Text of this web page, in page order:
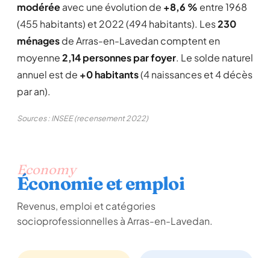
modéréeavec une évolution de +8,6 % entre 1968
(455 habitants) et 2022 (494 habitants). Les230
ménagesde Arras-en-Lavedan comptent en
moyenne2,14 personnes par foyer. Le solde naturel
annuel est de +0 habitants(4 naissances et 4 décès
par an).
Sources : INSEE (recensement 2022)
Economy
Économie et emploi
Revenus, emploi et catégories
socioprofessionnelles à Arras-en-Lavedan.